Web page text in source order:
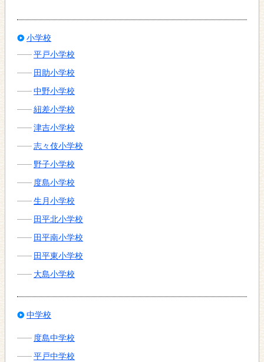
小学校
平戸小学校
田助小学校
中野小学校
紐差小学校
津吉小学校
志々伎小学校
野子小学校
度島小学校
生月小学校
田平北小学校
田平南小学校
田平東小学校
大島小学校
中学校
度島中学校
平戸中学校